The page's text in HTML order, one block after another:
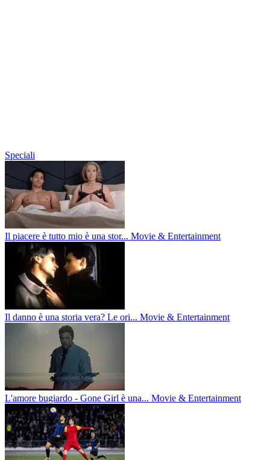
Speciali
Il piacere è tutto mio è una stor... Movie & Entertainment
Il danno è una storia vera? Le ori... Movie & Entertainment
L'amore bugiardo - Gone Girl è una... Movie & Entertainment